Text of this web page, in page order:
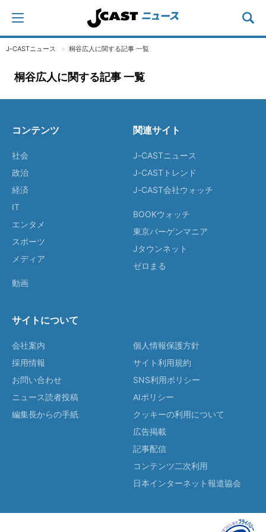
J-CASTニュース 桐谷広人に関する記事 一覧
桐谷広人に関する記事 一覧
コンテンツ
社会
政治
経済
IT
エンタメ
スポーツ
メディア
動画
関連サイト
J-CASTニュース
J-CASTトレンド
J-CAST会社ウォッチ
BOOKウォッチ
東京バーゲンマニア
Jタウンネット
ゼロまる
サイトについて
会社案内
採用情報
お問い合わせ
ニュース読者投稿
編集長からの手紙
個人情報保護方針
サイト利用規約
SNS利用ポリシー
AIポリシー
クッキーの利用について
広告掲載
記事配信
コンテンツ二次利用
日本インターネット報道協会